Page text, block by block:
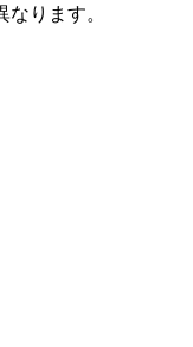
ります。